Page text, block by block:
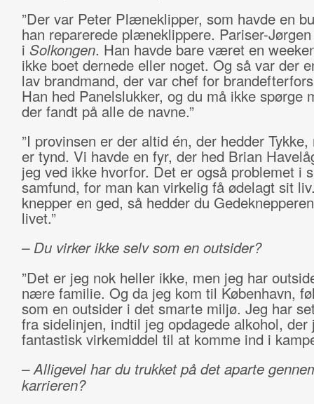
”Der var Peter Plæneklipper, som havde en
han reparerede plæneklippere. Pariser-
i Solkongen. Han havde bare været en
ikke boet dernede eller noget. Og så var der
lav brandmand, der var chef for
Han hed Panelslukker, og du må ikke spørge
der fandt på alle de navne.”
”I provinsen er der altid én, der hedder Tykke,
er tynd. Vi havde en fyr, der hed Brian
jeg ved ikke hvorfor. Det er også problemet i
samfund, for man kan virkelig få ødelagt sit
knepper en ged, så hedder du
livet.”
– Du virker ikke selv som en outsider?
”Det er jeg nok heller ikke, men jeg har
nære familie. Og da jeg kom til København,
som en outsider i det smarte miljø. Jeg har
fra sidelinjen, indtil jeg opdagede alkohol, der
fantastisk virkemiddel til at komme ind i
– Alligevel har du trukket på det aparte
karrieren?